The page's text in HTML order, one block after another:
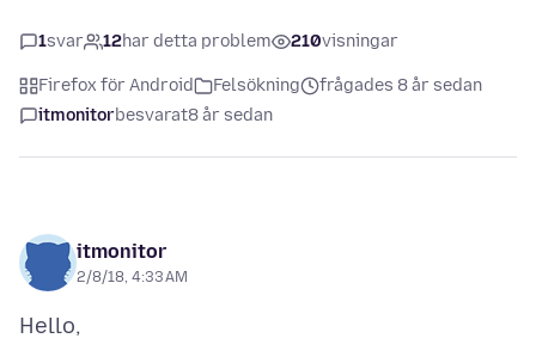
1svar 12har detta problem 210visningar
Firefox för Android Felsökning
frågades 8 år sedan
itmonitorbesvarat8 år sedan
itmonitor
2/8/18, 4:33 AM